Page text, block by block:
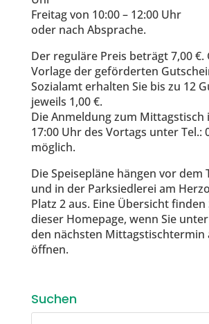
Freitag von 10:00 – 12:00 Uhr
oder nach Absprache.
Der reguläre Preis beträgt 7,00 €.
Vorlage der geförderten
Sozialamt erhalten Sie bis zu 12
jeweils 1,00 €.
Die Anmeldung zum Mittagstisch
17:00 Uhr des Vortags unter Tel.:
möglich.
Die Speisepläne hängen vor
und in der Parksiedlerei am
Platz 2 aus. Eine Übersicht finden
dieser Homepage, wenn Sie
den nächsten Mittagstischtermin
öffnen.
Suchen